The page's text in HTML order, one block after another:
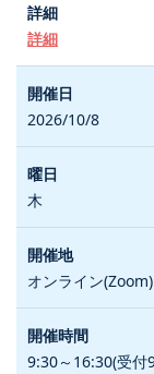
詳細
2026/10/8
木
オンライン(Zoom)
9:30～16:30(受付